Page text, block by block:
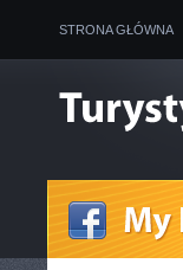
STRONA GŁÓWNA